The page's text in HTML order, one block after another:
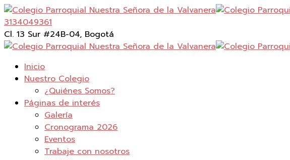
3134049361
Cl. 13 Sur #24B-04, Bogotá
Inicio
Nuestro Colegio
¿Quiénes Somos?
Páginas de interés
Galería
Cronograma 2026
Eventos
Trabaje con nosotros